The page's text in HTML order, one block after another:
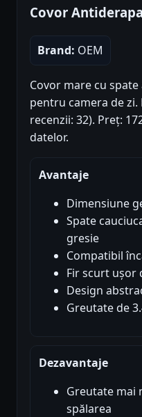
Covor
Brand: OEM
Covor mare cu
pentru camera de zi.
recenzii: 32). Preț:
datelor.
Avantaje
Dimensiune
Spate
gresie
Compatibil
Fir scurt
Design
Greutate de
Dezavantaje
Greutate mai
spălarea